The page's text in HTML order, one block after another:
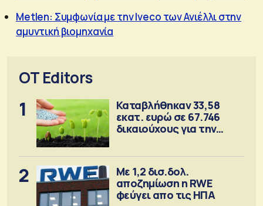
Metlen: Συμφωνία με την Iveco των Ανιέλλι στην
αμυντική βιομηχανία
OT Editors
1
Καταβλήθηκαν 33,58
εκατ. ευρώ σε 67.746
δικαιούχους για την
2
Με 1,2 δισ.δολ.
αποζημίωση η RWE
φεύγει απο τις ΗΠΑ